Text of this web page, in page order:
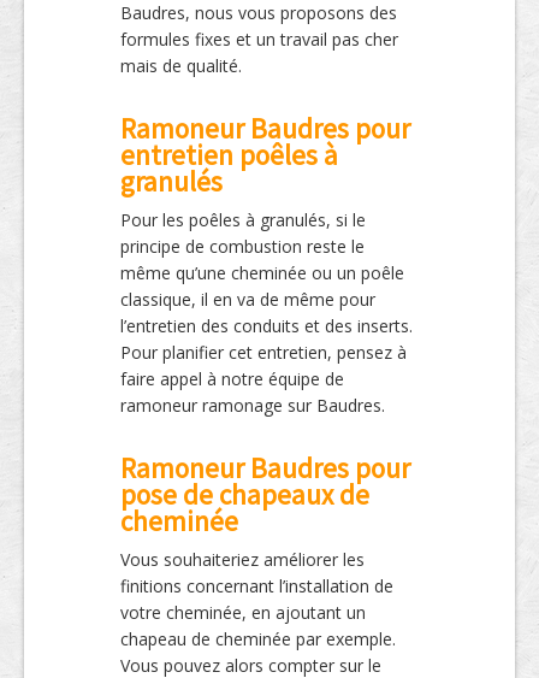
Baudres, nous vous proposons des
formules fixes et un travail pas cher
mais de qualité.
Ramoneur Baudres pour
entretien poêles à
granulés
Pour les poêles à granulés, si le
principe de combustion reste le
même qu’une cheminée ou un poêle
classique, il en va de même pour
l’entretien des conduits et des inserts.
Pour planifier cet entretien, pensez à
faire appel à notre équipe de
ramoneur ramonage sur Baudres.
Ramoneur Baudres pour
pose de chapeaux de
cheminée
Vous souhaiteriez améliorer les
finitions concernant l’installation de
votre cheminée, en ajoutant un
chapeau de cheminée par exemple.
Vous pouvez alors compter sur le